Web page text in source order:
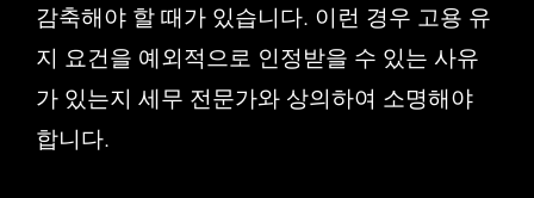
감축해야 할 때가 있습니다. 이런 경우 고용 유
지 요건을 예외적으로 인정받을 수 있는 사유
가 있는지 세무 전문가와 상의하여 소명해야
합니다.